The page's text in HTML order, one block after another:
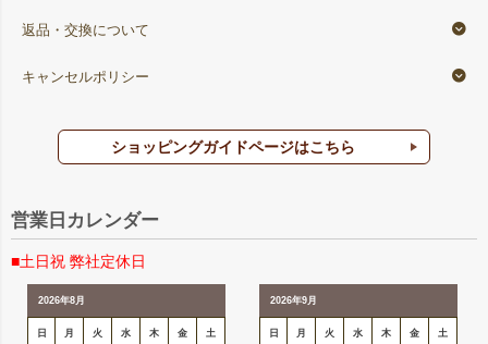
返品・交換について
キャンセルポリシー
ショッピングガイドページはこちら
営業日カレンダー
■土日祝 弊社定休日
2026年8月
日 月 火 水 木 金 土
2026年9月
日 月 火 水 木 金 土